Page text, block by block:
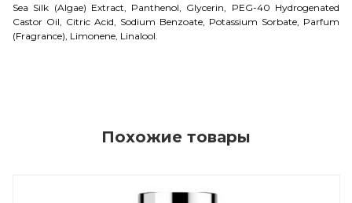
Sea Silk (Algae) Extract, Panthenol, Glycerin, PEG-40 Hydrogenated
Castor Oil, Citric Acid, Sodium Benzoate, Potassium Sorbate, Parfum
(Fragrance), Limonene, Linalool.
Похожие товары